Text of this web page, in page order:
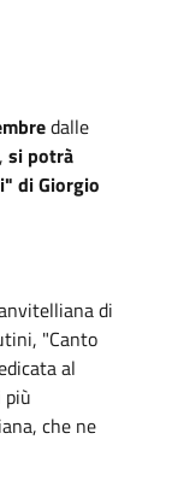
dalle
si potrà
di Giorgio
di
"Canto
al
più
che ne